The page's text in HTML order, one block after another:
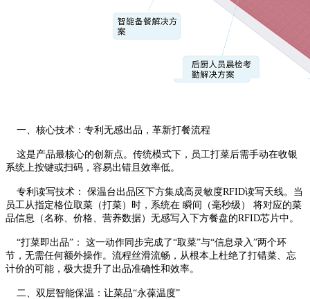
一、核心技术：专利无感出品，革新打餐流程
这是产品最核心的创新点。传统模式下，员工打菜后需手动在收银
系统上按键或扫码，容易出错且效率低。
专利读写技术： 保温台出品区下方集成高灵敏度RFID读写天线。当
员工从指定格位取菜（打菜）时，系统在 瞬间（毫秒级） 将对应的菜
品信息（名称、价格、营养数据）无感写入下方餐盘的RFID芯片中。
“打菜即出品”： 这一动作同步完成了“取菜”与“信息录入”两个环
节，无需任何额外操作。流程丝滑流畅，从根本上杜绝了打错菜、忘
计价的可能，极大提升了出品准确性和效率。
二、双层智能保温：让菜品“永葆温度”